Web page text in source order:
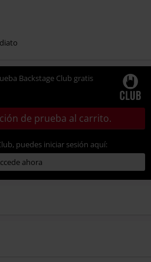
Backstage Club gratis
de prueba al carrito.
puedes iniciar sesión aquí:
ahora